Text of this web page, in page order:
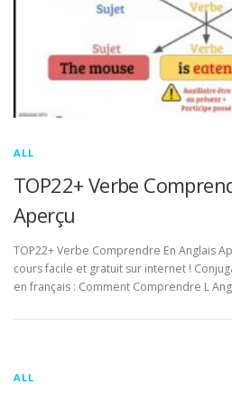
ALL
TOP22+ Verbe
Aperçu
TOP22+ Verbe Comprendre En Anglais
cours facile et gratuit sur internet !
en français : Comment Comprendre L
ALL